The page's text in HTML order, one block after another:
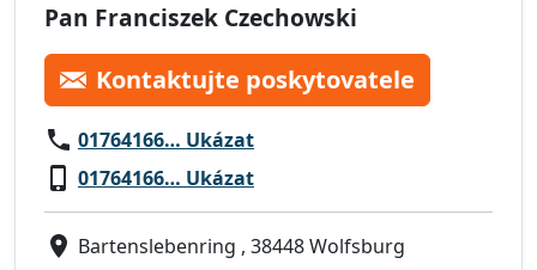
Pan Franciszek Czechowski
Kontaktujte poskytovatele
01764166… Ukázat
01764166… Ukázat
Bartenslebenring , 38448 Wolfsburg